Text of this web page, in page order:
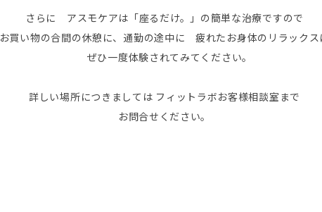
さらに アスモケアは「座るだけ。」の簡単な治療ですので
お買い物の合間の休憩に、通勤の途中に 疲れたお身体のリラックス
ぜひ一度体験されてみてください。
詳しい場所につきましては フィットラボお客様相談室まで
お問合せください。